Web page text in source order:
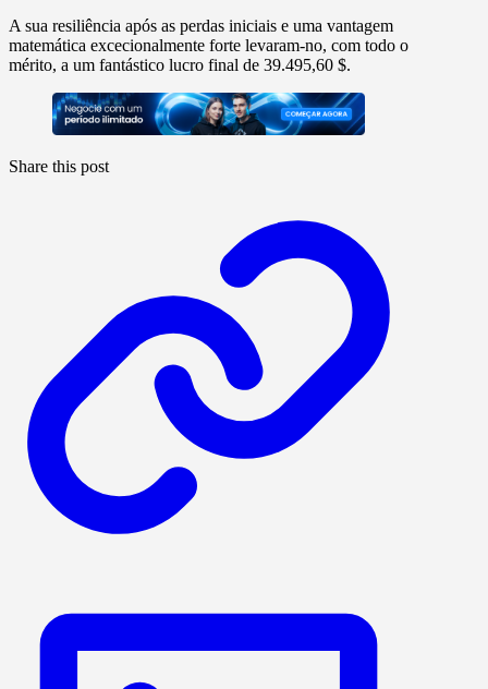
A sua resiliência após as perdas iniciais e uma vantagem
matemática excecionalmente forte levaram-no, com todo o
mérito, a um fantástico lucro final de 39.495,60 $.
Share this post